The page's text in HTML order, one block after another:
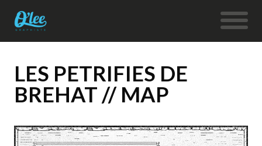
LES PETRIFIES DE
BREHAT // MAP